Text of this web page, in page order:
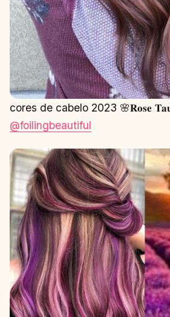
cores de cabelo 2023 🌸𝐑𝐨𝐬𝐞
@foilingbeautiful